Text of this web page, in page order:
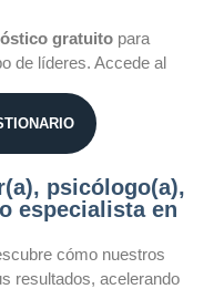
gratuito para
de líderes. Accede al
psicólogo(a),
especialista en
cómo nuestros
resultados, acelerando